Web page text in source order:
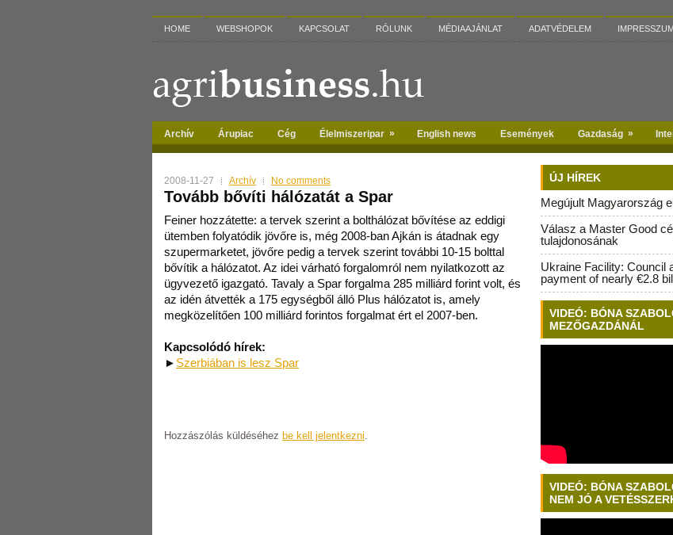
HOME WEBSHOPOK KAPCSOLAT RÓLUNK MÉDIAAJÁNLAT ADATVÉDELEM
Archív Árupiac Cég Élelmiszeripar » English news Események Gazdaság »
2008-11-27 Archív No comments
Tovább bővíti hálózatát a Spar
Feiner hozzátette: a tervek szerint a bolthálózat bővítése az eddigi
ütemben folyatódik jövőre is, még 2008-ban Ajkán is átadnak egy
szupermarketet, jövőre pedig a tervek szerint további 10-15 bolttal
bővítik a hálózatot. Az idei várható forgalomról nem nyilatkozott az
ügyvezető igazgató. Tavaly a Spar forgalma 285 milliárd forint volt, és
az idén átvették a 175 egységből álló Plus hálózatot is, amely
megközelítően 100 milliárd forintos forgalmat ért el 2007-ben.
Kapcsolódó hírek:
► Szerbiában is lesz Spar
Hozzászólás küldéséhez be kell jelentkezni.
ÚJ HÍREK
Megújult Magyarország
Válasz a Master Good
tulajdonosának
Ukraine Facility: Council
payment of nearly €2.8
VIDEÓ: BÓNA
MEZŐGAZDÁNÁL
VIDEÓ: BÓNA
NEM JÓ A